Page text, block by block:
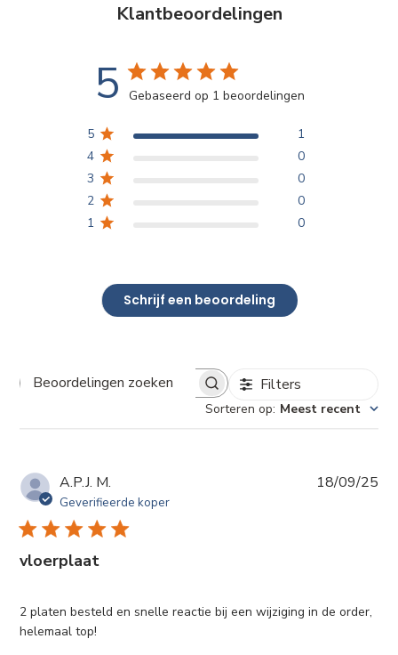
Klantbeoordelingen
5 Gebaseerd op 1 beoordelingen
5
1
4
0
3
0
2
0
1
0
Schrijf een beoordeling
Beoordelingen
Filters
Sorteren op: Meest recent
A.P.J. M.
Geverifieerde koper
vloerplaat
2 platen besteld en snelle reactie bij een wijziging in de order,
helemaal top!
18/09/25